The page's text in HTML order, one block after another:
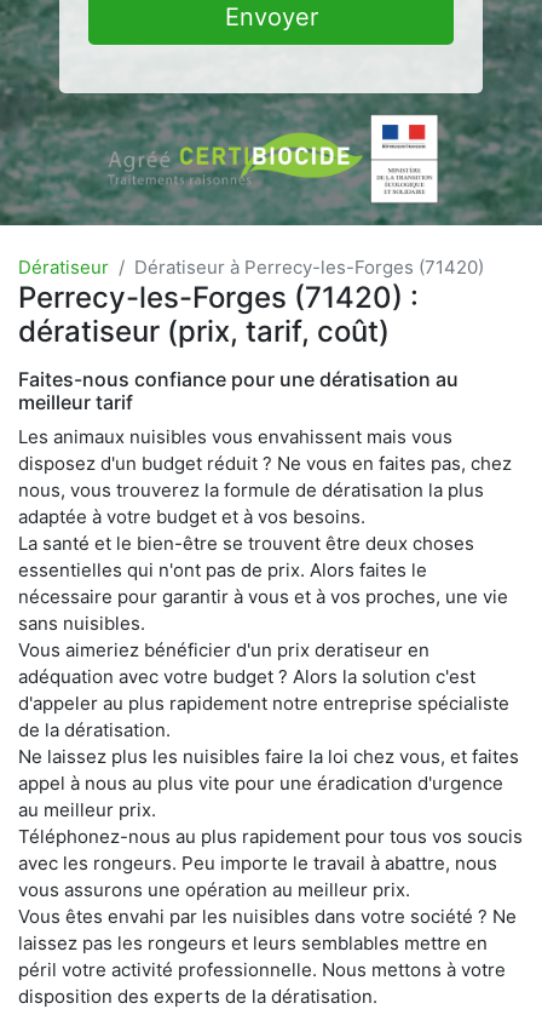
Envoyer
Dératiseur Dératiseur à Perrecy-les-Forges (71420)
Perrecy-les-Forges (71420) :
dératiseur (prix, tarif, coût)
Faites-nous confiance pour une dératisation au
meilleur tarif
Les animaux nuisibles vous envahissent mais vous
disposez d'un budget réduit ? Ne vous en faites pas, chez
nous, vous trouverez la formule de dératisation la plus
adaptée à votre budget et à vos besoins.
La santé et le bien-être se trouvent être deux choses
essentielles qui n'ont pas de prix. Alors faites le
nécessaire pour garantir à vous et à vos proches, une vie
sans nuisibles.
Vous aimeriez bénéficier d'un prix deratiseur en
adéquation avec votre budget ? Alors la solution c'est
d'appeler au plus rapidement notre entreprise spécialiste
de la dératisation.
Ne laissez plus les nuisibles faire la loi chez vous, et faites
appel à nous au plus vite pour une éradication d'urgence
au meilleur prix.
Téléphonez-nous au plus rapidement pour tous vos soucis
avec les rongeurs. Peu importe le travail à abattre, nous
vous assurons une opération au meilleur prix.
Vous êtes envahi par les nuisibles dans votre société ? Ne
laissez pas les rongeurs et leurs semblables mettre en
péril votre activité professionnelle. Nous mettons à votre
disposition des experts de la dératisation.